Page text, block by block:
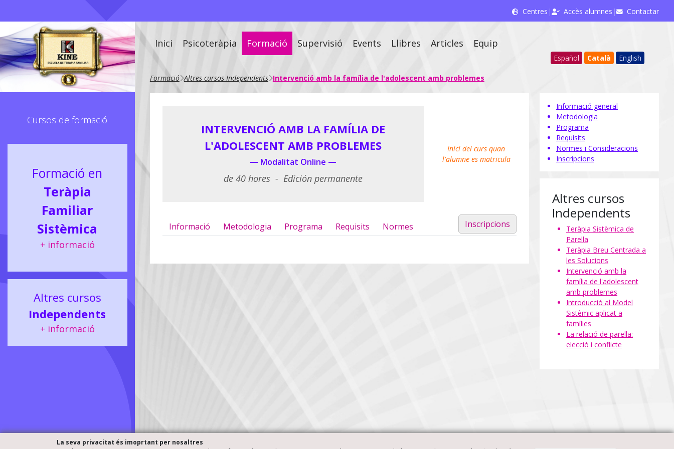
Centres | Accès alumnes | Contactar
Cursos de formació
Formació en
Teràpia
Familiar
Sistèmica
+ informació
Altres cursos
Independents
+ informació
Español Català English
Inici Psicoteràpia Formació Supervisió Events Llibres Articles Equip
Formació Altres cursos Independents Intervenció amb la família de l'adolescent amb problemes
INTERVENCIÓ AMB LA FAMÍLIA DE
L'ADOLESCENT AMB PROBLEMES
— Modalitat Online —
de 40 hores - Edición permanente
Inici del curs quan
l'alumne es matricula
Informació Metodologia Programa Requisits Normes Inscripcions
Informació general
Metodologia
Programa
Requisits
Normes i Consideracions
Inscripcions
Altres cursos
Independents
Teràpia Sistèmica de
Parella
Teràpia Breu Centrada a
les Solucions
Intervenció amb la
família de l'adolescent
amb problemes
Introducció al Model
Sistèmic aplicat a
famílies
La relació de parella:
elecció i conflicte
La seva privacitat és imoprtant per nosaltres